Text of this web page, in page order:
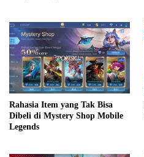
Rahasia Item yang Tak Bisa
Dibeli di Mystery Shop Mobile
Legends